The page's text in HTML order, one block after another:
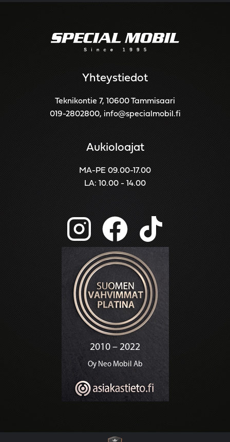
Yhteystiedot
Teknikontie 7, 10600 Tammisaari
019-2802800, info@specialmobil.fi
Aukioloajat
MA-PE 09.00-17.00
LA: 10.00 - 14.00